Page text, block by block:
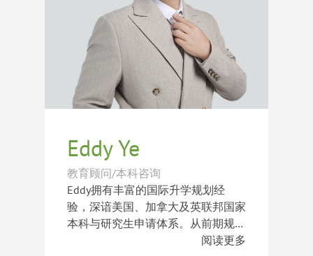
最适合的教育路径。
（Sevenoaks School）、温彻斯特公
学（Winchester College）、查特豪
斯学校（Charterhouse）、拉格比学
校（Rugby School）、圣保罗学校
（St. Paul’s School）、切尔滕纳姆女
子学院（Cheltenham Ladies’
College）、威斯敏斯特学校
学校（Tonbridge School）、布莱顿
学院（Brighton College）、德威公
学（Dulwich College）、费特斯学院
（Fettes College）、劳伦斯威尔学
校（The Lawrenceville School）、
米德尔塞克斯学校（Middlesex
School）、主教高中（Episcopal
Eddy Ye
教育顾问/本科咨询
Eddy拥有丰富的国际升学规划经
验，深谙美国、加拿大及英联邦国家
本科与研究生申请体系。从前期规
划、选校策略、背景提升到文书指导
阅读更多